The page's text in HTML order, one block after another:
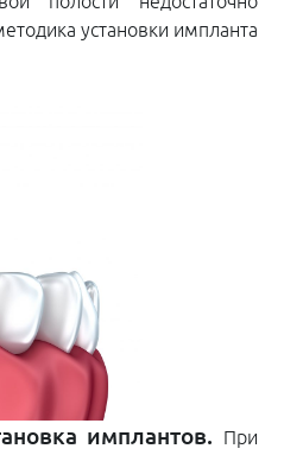
установки импланта
имплантов. При